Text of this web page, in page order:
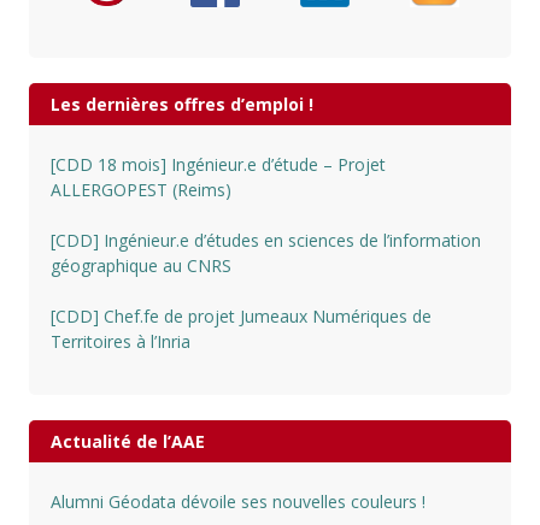
Les dernières offres d’emploi !
[CDD 18 mois] Ingénieur.e d’étude – Projet
ALLERGOPEST (Reims)
[CDD] Ingénieur.e d’études en sciences de l’information
géographique au CNRS
[CDD] Chef.fe de projet Jumeaux Numériques de
Territoires à l’Inria
Actualité de l’AAE
Alumni Géodata dévoile ses nouvelles couleurs !